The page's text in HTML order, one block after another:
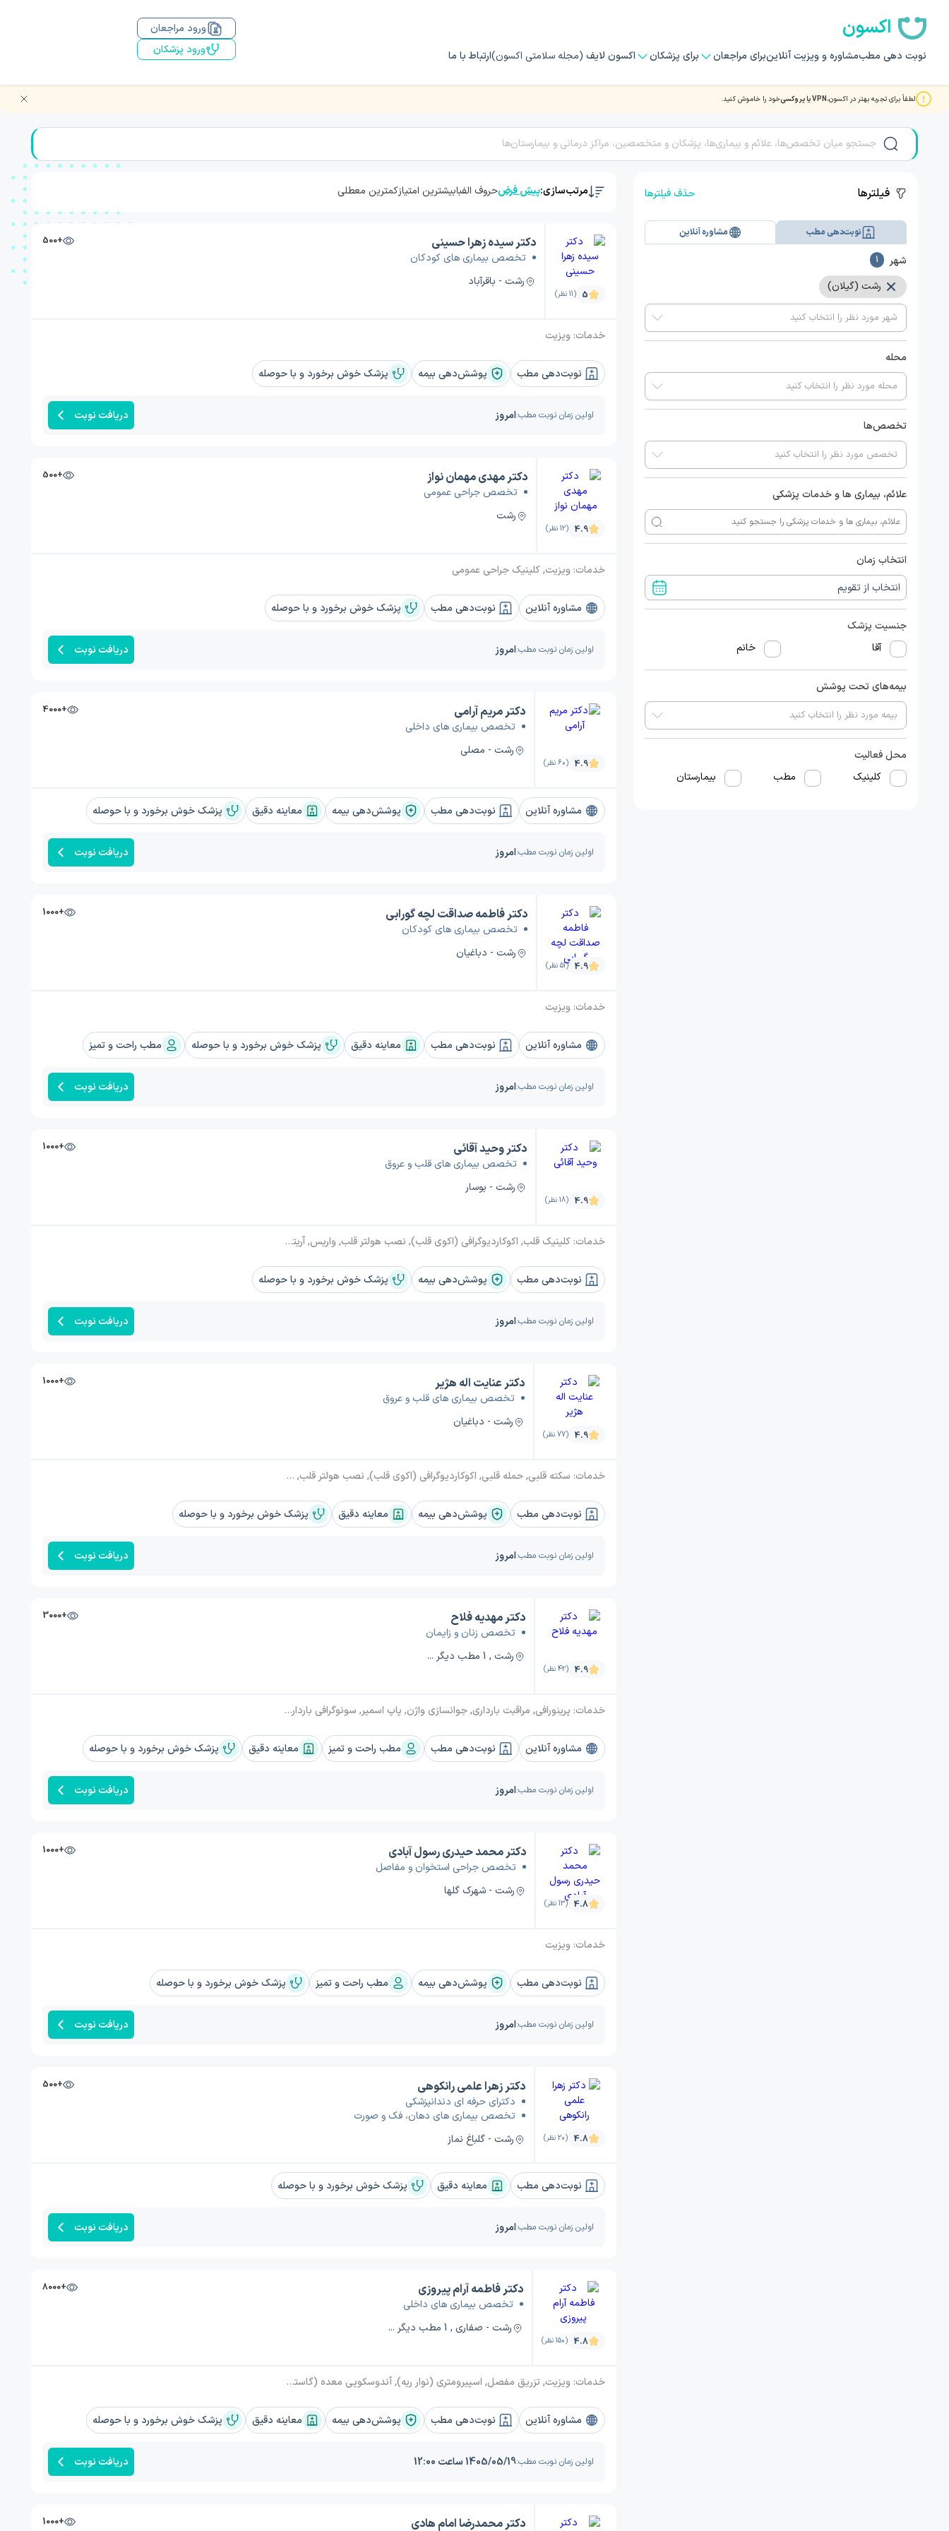
اکسون
نوبت دهی مطبمشاوره و ویزیت آنلاینبرای مراجعان برای پزشکان اکسون لایف (مجله سلامتی اکسون)ارتباط با ما
ورود مراجعان
ورود پزشکان
لطفاً برای تجربه بهتر در اکسون،VPN یا پروکسی خود را خاموش کنید.
نوبت دهی بهترین دکتر و متخصصان در رشت
فیلترها حذف فیلترها
نوبت‌دهی مطب مشاوره آنلاین
شهر 1
رشت (گیلان)
محله
تخصص‌ها
علائم، بیماری ها و خدمات پزشکی
انتخاب زمان
جنسیت پزشک
آقا
خانم
بیمه‌های تحت پوشش
محل فعالیت
کلینیک
مطب بیمارستان
مرتب‌سازی:پیش فرضحروف الفبابیشترین امتیازکمترین معطلی
5 (11 نظر)
+500 دکتر سیده زهرا حسینی
تخصص بیماری های کودکان
رشت - باقرآباد
خدمات: ویزیت
پوشش‌دهی بیمه پزشک خوش برخورد و با حوصله نوبت‌دهی مطب
اولین زمان نوبت مطب:امروز دریافت نوبت
4.9 (12 نظر)
+500 دکتر مهدی مهمان نواز
تخصص جراحی عمومی
رشت
خدمات: ویزیت, کلینیک جراحی عمومی
پزشک خوش برخورد و با حوصله مشاوره آنلاین نوبت‌دهی مطب
اولین زمان نوبت مطب:امروز دریافت نوبت
4.9 (60 نظر)
+4000 دکتر مریم آرامی
تخصص بیماری های داخلی
رشت - مصلی
پوشش‌دهی بیمه معاینه دقیق پزشک خوش برخورد و با حوصله مشاوره آنلاین نوبت‌دهی مطب
اولین زمان نوبت مطب:امروز دریافت نوبت
4.9 (51 نظر)
+1000 دکتر فاطمه صداقت لچه گورابی
تخصص بیماری های کودکان
رشت - دباغیان
خدمات: ویزیت
معاینه دقیق پزشک خوش برخورد و با حوصله مطب راحت و تمیز مشاوره آنلاین نوبت‌دهی مطب
اولین زمان نوبت مطب:امروز دریافت نوبت
4.9 (18 نظر)
+1000 دکتر وحید آقائی
تخصص بیماری های قلب و عروق
رشت - بوسار
خدمات: کلینیک قلب, اکوکاردیوگرافی (اکوی قلب), نصب هولتر قلب, واریس, آریتمی قلب, نوار قلبی, درد قفسه سینه (آنژین), تصلب شرایین (آترواسکلروز), تپش قلب بالا (تاکی کاردی), اسپاسم قلب, آمبولی پا, آمبولی قلب
پوشش‌دهی بیمه پزشک خوش برخورد و با حوصله نوبت‌دهی مطب
اولین زمان نوبت مطب:امروز دریافت نوبت
4.9 (77 نظر)
+1000 دکتر عنایت اله هژیر
تخصص بیماری های قلب و عروق
رشت - دباغیان
خدمات: سکته قلبی, حمله قلبی, اکوکاردیوگرافی (اکوی قلب), نصب هولتر قلب, نارسایی‌ قلبی, دریچه آیورت, هیپرکلسترولمی, روماتیسم قلبی, آریتمی قلب, نوار قلبی, تصلب شرایین (آترواسکلروز), اسپاسم قلب, تپش قلب بالا (تاکی کاردی), آمبولی قلب, ویزیت
پوشش‌دهی بیمه معاینه دقیق پزشک خوش برخورد و با حوصله نوبت‌دهی مطب
اولین زمان نوبت مطب:امروز دریافت نوبت
4.9 (42 نظر)
+3000 دکتر مهدیه فلاح
تخصص زنان و زایمان
رشت , 1 مطب دیگر ...
خدمات: پرینورافی, مراقبت بارداری, جوانسازی واژن, پاپ اسمیر, سونوگرافی بارداری (حاملگی), قرار دادن آی یو دی (IUD), ناباروری زنان
مطب راحت و تمیز معاینه دقیق پزشک خوش برخورد و با حوصله مشاوره آنلاین نوبت‌دهی مطب
اولین زمان نوبت مطب:امروز دریافت نوبت
4.8 (13 نظر)
+1000 دکتر محمد حیدری رسول آبادی
تخصص جراحی استخوان و مفاصل
رشت - شهرک گلها
خدمات: ویزیت
پوشش‌دهی بیمه مطب راحت و تمیز پزشک خوش برخورد و با حوصله نوبت‌دهی مطب
اولین زمان نوبت مطب:امروز دریافت نوبت
4.8 (20 نظر)
+500 دکتر زهرا علمی رانکوهی
دکترای حرفه ای دندانپزشکی
تخصص بیماری های دهان، فک و صورت
رشت - گلباغ نماز
معاینه دقیق پزشک خوش برخورد و با حوصله نوبت‌دهی مطب
اولین زمان نوبت مطب:امروز دریافت نوبت
4.8 (150 نظر)
+8000 دکتر فاطمه آرام پیروزی
تخصص بیماری های داخلی
رشت - صفاری , 1 مطب دیگر ...
خدمات: ویزیت, تزریق مفصل, اسپیرومتری (نوار ریه), آندوسکوپی معده (گاستروسکوپی), خود ایمنی, یبوست, گرفتگی (اسپاسم) معده, فشار خون, گرفتگی شکم (کرامپ شکمی), معاینه فیزیکی سالانه, خون در ادرار (هماچوری), سرطان روده بزرگ, سیروز کبدی, چکاپ سالیانه, بی اشتهایی, التهاب کیسه صفرا (کوله سیستیت), سرفه مزمن, کبد چرب, گاستریت (ورم معده), آلرژی فصلی, آلرژی بینی, سوء هاضمه (دیس پپسی), نفخ معده, کمبود آهن, زردی (یرقان), آلبومینوری
پوشش‌دهی بیمه معاینه دقیق پزشک خوش برخورد و با حوصله مشاوره آنلاین نوبت‌دهی مطب
اولین زمان نوبت مطب:1405/05/19 ساعت 12:00 دریافت نوبت
+1000 دکتر محمدرضا امام هادی